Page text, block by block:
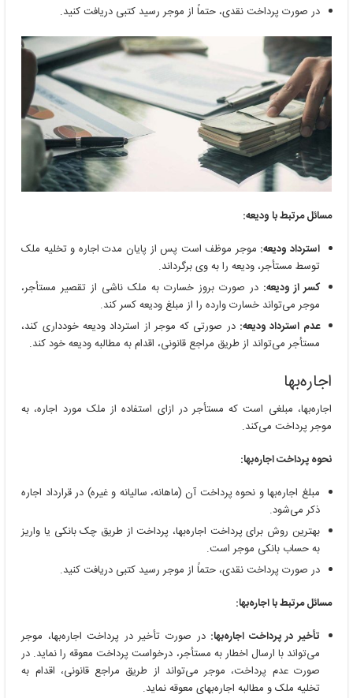
در صورت پرداخت نقدی، حتماً از موجر رسید کتبی دریافت کنید.
مسائل مرتبط با ودیعه:
استرداد ودیعه: موجر موظف است پس از پایان مدت اجاره و تخلیه ملک
توسط مستأجر، ودیعه را به وی برگرداند.
کسر از ودیعه: در صورت بروز خسارت به ملک ناشی از تقصیر مستأجر،
موجر می‌تواند خسارت وارده را از مبلغ ودیعه کسر کند.
عدم استرداد ودیعه: در صورتی که موجر از استرداد ودیعه خودداری کند،
مستأجر می‌تواند از طریق مراجع قانونی، اقدام به مطالبه ودیعه خود کند.
اجاره‌بها
اجاره‌بها، مبلغی است که مستأجر در ازای استفاده از ملک مورد اجاره، به
موجر پرداخت می‌کند.
نحوه پرداخت اجاره‌بها:
مبلغ اجاره‌بها و نحوه پرداخت آن (ماهانه، سالیانه و غیره) در قرارداد اجاره
ذکر می‌شود.
بهترین روش برای پرداخت اجاره‌بها، پرداخت از طریق چک بانکی یا واریز
به حساب بانکی موجر است.
در صورت پرداخت نقدی، حتماً از موجر رسید کتبی دریافت کنید.
مسائل مرتبط با اجاره‌بها:
تأخیر در پرداخت اجاره‌بها: در صورت تأخیر در پرداخت اجاره‌بها، موجر
می‌تواند با ارسال اخطار به مستأجر، درخواست پرداخت معوقه را نماید. در
صورت عدم پرداخت، موجر می‌تواند از طریق مراجع قانونی، اقدام به
تخلیه ملک و مطالبه اجاره‌بهای معوقه نماید.